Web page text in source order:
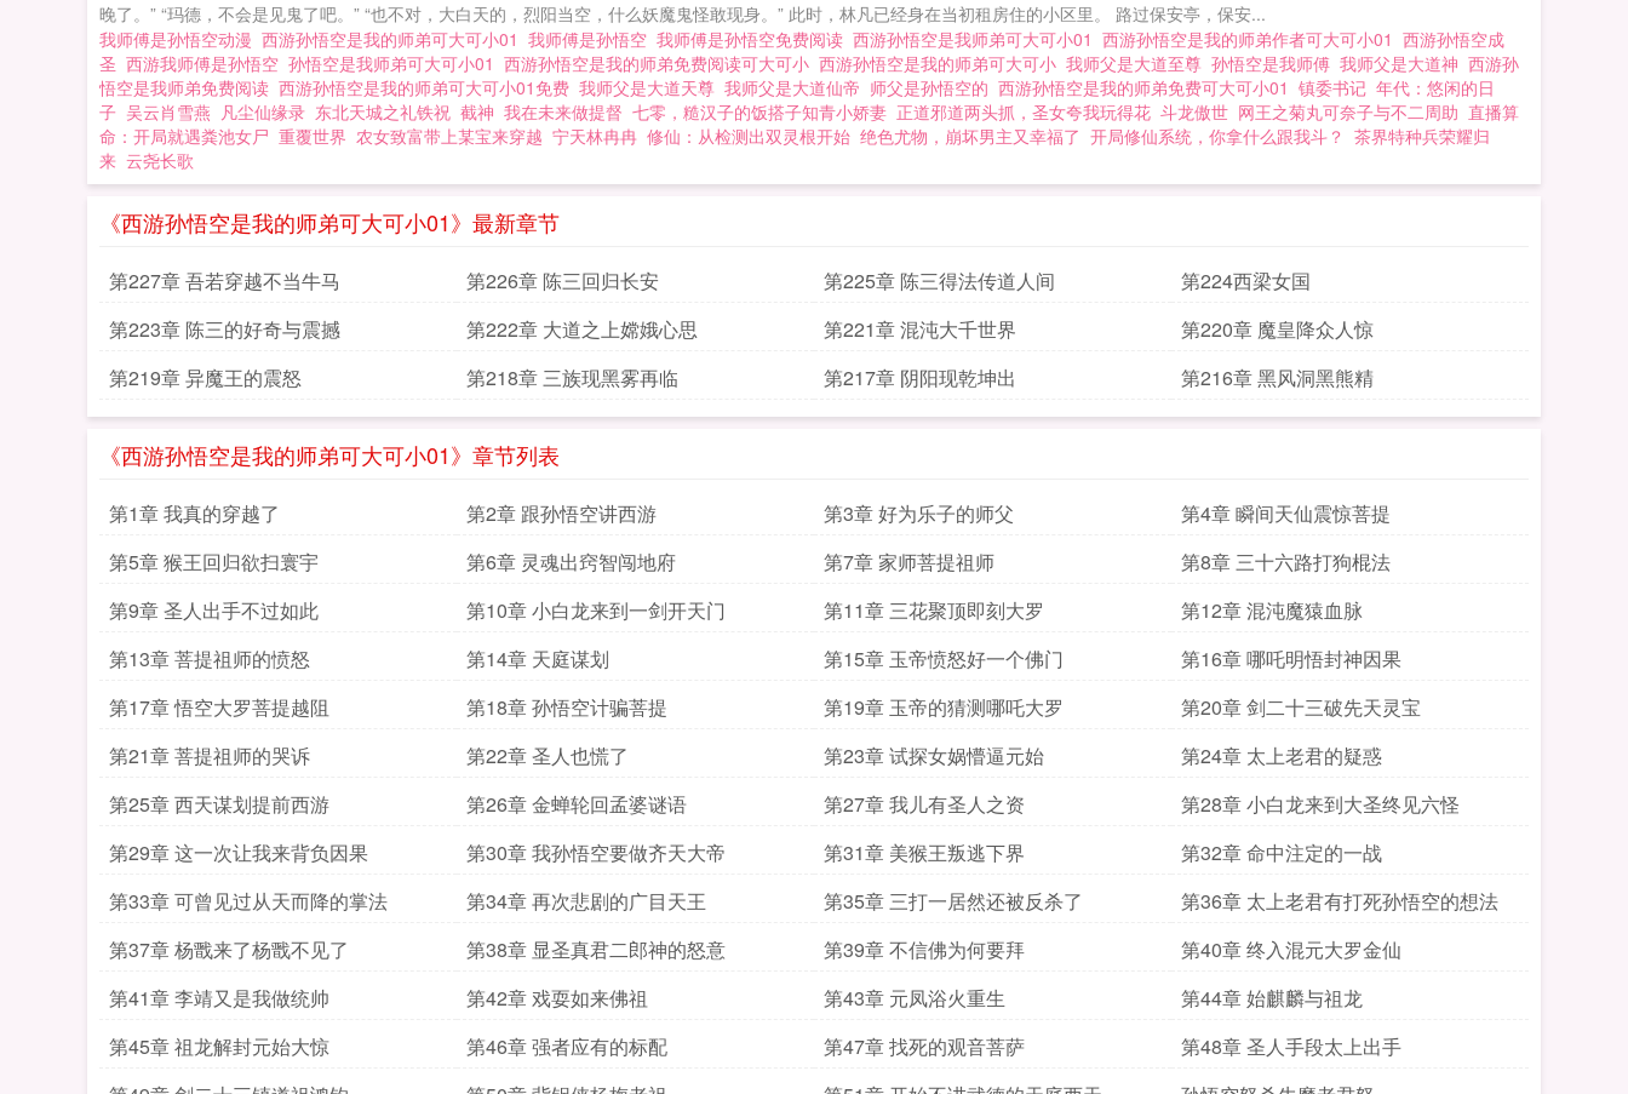
晚了。” “玛德，不会是见鬼了吧。” “也不对，大白天的，烈阳当空，什么妖魔鬼怪敢现身。” 此时，林凡已经身在当初租房住的小区里。 路过保安亭，保安...
我师傅是孙悟空动漫 西游孙悟空是我的师弟可大可小01 我师傅是孙悟空 我师傅是孙悟空免费阅读 西游孙悟空是我师弟可大可小01 西游孙悟空是我的师弟作者可大可小01 西游孙悟空成
圣 西游我师傅是孙悟空 孙悟空是我师弟可大可小01 西游孙悟空是我的师弟免费阅读可大可小 西游孙悟空是我的师弟可大可小 我师父是大道至尊 孙悟空是我师傅 我师父是大道神 西游孙
悟空是我师弟免费阅读 西游孙悟空是我的师弟可大可小01免费 我师父是大道天尊 我师父是大道仙帝 师父是孙悟空的 西游孙悟空是我的师弟免费可大可小01 镇委书记 年代：悠闲的日
子 吴云肖雪燕 凡尘仙缘录 东北天城之礼铁祝 截神 我在未来做提督 七零，糙汉子的饭搭子知青小娇妻 正道邪道两头抓，圣女夸我玩得花 斗龙傲世 网王之菊丸可奈子与不二周助 直播算
命：开局就遇粪池女尸 重覆世界 农女致富带上某宝来穿越 宁天林冉冉 修仙：从检测出双灵根开始 绝色尤物，崩坏男主又幸福了 开局修仙系统，你拿什么跟我斗？ 茶界特种兵荣耀归
来 云尧长歌
《西游孙悟空是我的师弟可大可小01》最新章节
第227章 吾若穿越不当牛马 第226章 陈三回归长安 第225章 陈三得法传道人间
第224西梁女国
第223章 陈三的好奇与震撼
第222章 大道之上嫦娥心思 第221章 混沌大千世界
第220章 魔皇降众人惊
第219章 异魔王的震怒
第218章 三族现黑雾再临 第217章 阴阳现乾坤出 第216章 黑风洞黑熊精
《西游孙悟空是我的师弟可大可小01》章节列表
第1章 我真的穿越了 第2章 跟孙悟空讲西游 第3章 好为乐子的师父
第4章 瞬间天仙震惊菩提
第5章 猴王回归欲扫寰宇
第6章 灵魂出窍智闯地府 第7章 家师菩提祖师
第8章 三十六路打狗棍法
第9章 圣人出手不过如此
第10章 小白龙来到一剑开天门 第11章 三花聚顶即刻大罗
第12章 混沌魔猿血脉
第13章 菩提祖师的愤怒
第14章 天庭谋划 第15章 玉帝愤怒好一个佛门
第16章 哪吒明悟封神因果
第17章 悟空大罗菩提越阻
第18章 孙悟空计骗菩提 第19章 玉帝的猜测哪吒大罗
第20章 剑二十三破先天灵宝
第21章 菩提祖师的哭诉
第22章 圣人也慌了 第23章 试探女娲懵逼元始
第24章 太上老君的疑惑
第25章 西天谋划提前西游
第26章 金蝉轮回孟婆谜语 第27章 我儿有圣人之资
第28章 小白龙来到大圣终见六怪
第29章 这一次让我来背负因果
第30章 我孙悟空要做齐天大帝 第31章 美猴王叛逃下界
第32章 命中注定的一战
第33章 可曾见过从天而降的掌法
第34章 再次悲剧的广目天王 第35章 三打一居然还被反杀了
第36章 太上老君有打死孙悟空的想法
第37章 杨戬来了杨戬不见了
第38章 显圣真君二郎神的怒意 第39章 不信佛为何要拜
第40章 终入混元大罗金仙
第41章 李靖又是我做统帅
第42章 戏耍如来佛祖 第43章 元凤浴火重生
第44章 始麒麟与祖龙
第45章 祖龙解封元始大惊
第46章 强者应有的标配 第47章 找死的观音菩萨
第48章 圣人手段太上出手